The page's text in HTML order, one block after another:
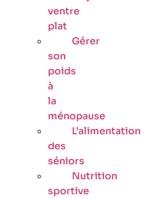
ventre
plat
Gérer
son
poids
à
la
ménopause
L’alimentation
des
séniors
Nutrition
sportive